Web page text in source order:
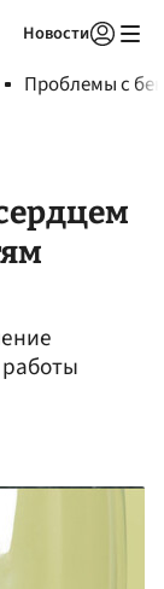
Новости
Проблемы с